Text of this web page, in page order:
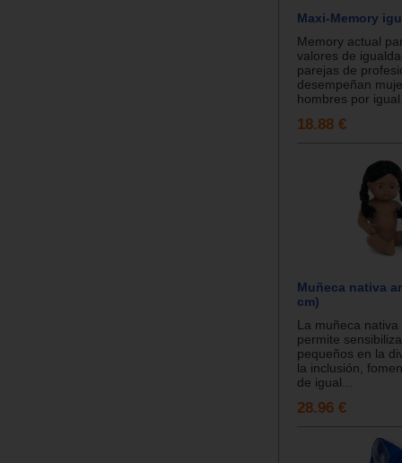
Maxi-Memory
Memory actual
valores de
parejas de
desempeñan
hombres por
18.88 €
Muñeca nativa
cm)
La muñeca
permite
pequeños en la
la inclusión,
de igual...
28.96 €